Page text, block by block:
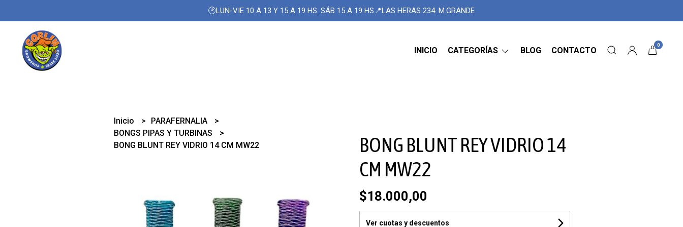
🕑LUN-VIE 10 A 13 Y 15 A 19 HS. SÁB 15 A 19 HS📍LAS HERAS 234. M.GRANDE
INICIO CATEGORÍAS BLOG CONTACTO
0
Inicio
PARAFERNALIA
BONGS PIPAS Y TURBINAS
BONG BLUNT REY VIDRIO 14 CM MW22
BONG BLUNT REY VIDRIO 14
CM MW22
$18.000,00
Ver cuotas y descuentos